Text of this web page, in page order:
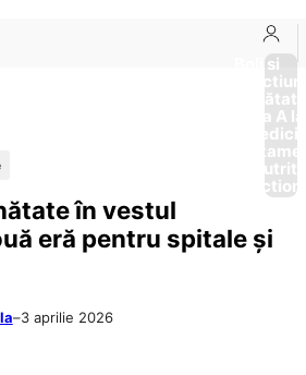
Boli si
Afectiuni
Sănătate
de la A
în vestul
eră pentru spitale și
–3 aprilie 2026